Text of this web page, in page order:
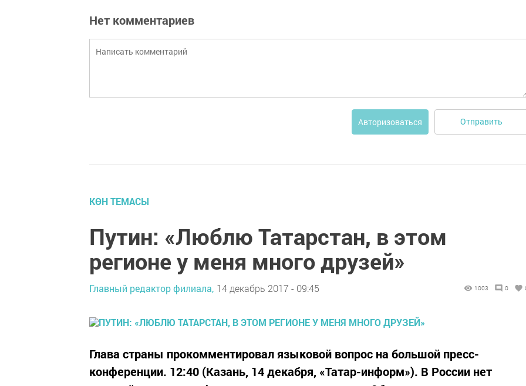
Нет комментариев
Авторизоваться Отправить
КӨН ТЕМАСЫ
Путин: «Люблю Татарстан, в этом
регионе у меня много друзей»
Главный редактор филиала, 14 декабрь 2017 - 09:45 1003 0
Глава страны прокомментировал языковой вопрос на большой пресс-
конференции. 12:40 (Казань, 14 декабря, «Татар-информ»). В России нет